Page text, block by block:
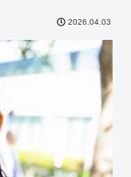
2026.04.03